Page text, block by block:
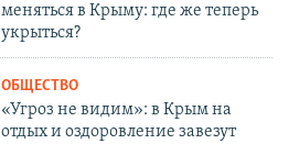
меняться в Крыму: где же теперь
укрыться?
ОБЩЕСТВО
«Угроз не видим»: в Крым на
отдых и оздоровление завезут